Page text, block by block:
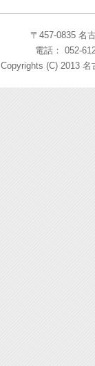
〒457-0835 名
電話： 052-
Copyrights (C) 2013